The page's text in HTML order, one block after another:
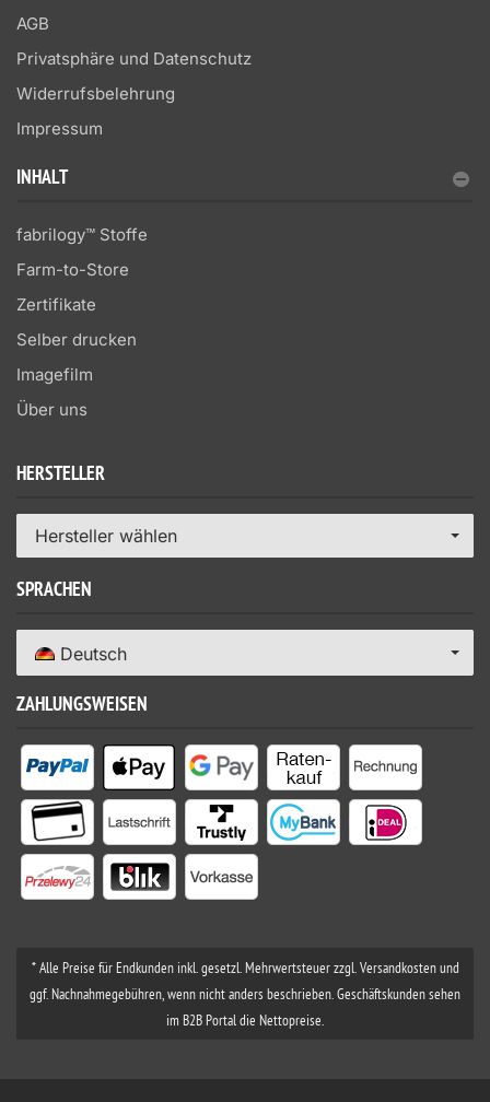
AGB
Privatsphäre und Datenschutz
Widerrufsbelehrung
Impressum
INHALT
fabrilogy™ Stoffe
Farm-to-Store
Zertifikate
Selber drucken
Imagefilm
Über uns
HERSTELLER
Hersteller wählen
SPRACHEN
Deutsch
ZAHLUNGSWEISEN
* Alle Preise für Endkunden inkl. gesetzl. Mehrwertsteuer zzgl. Versandkosten und
ggf. Nachnahmegebühren, wenn nicht anders beschrieben. Geschäftskunden sehen
im B2B Portal die Nettopreise.